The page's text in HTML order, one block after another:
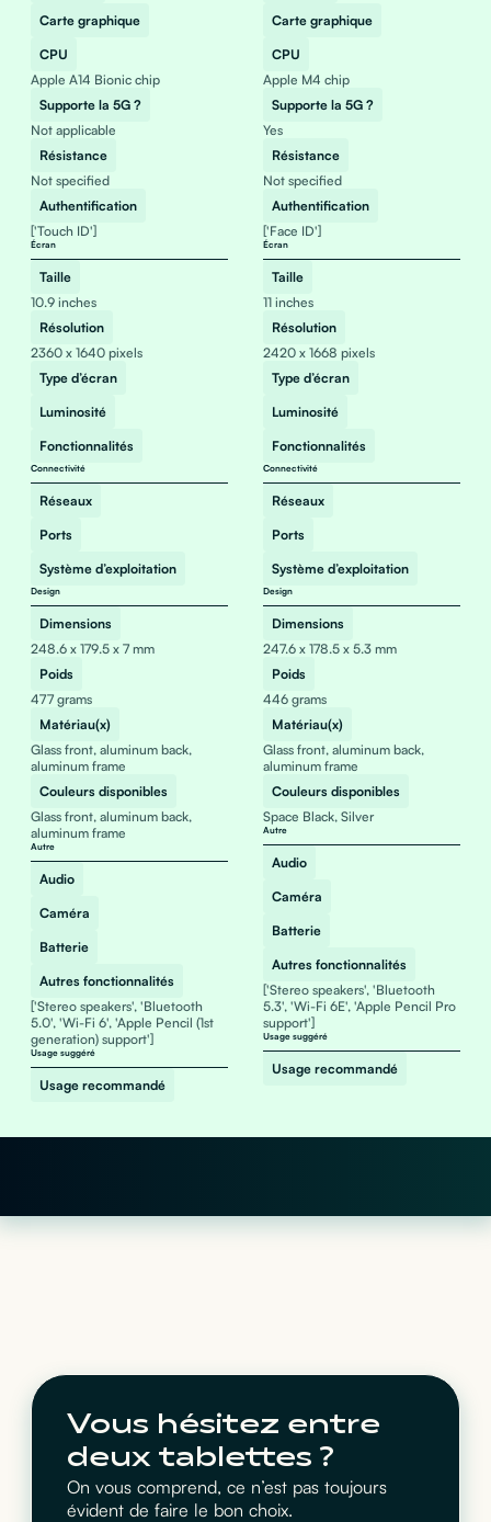
Carte graphique
CPU
Apple A14 Bionic chip
Supporte la 5G ?
Not applicable
Résistance
Not specified
Authentification
['Touch ID']
Écran
Taille
10.9 inches
Résolution
2360 x 1640 pixels
Type d’écran
Luminosité
Fonctionnalités
Connectivité
Réseaux
Ports
Système d’exploitation
Design
Dimensions
248.6 x 179.5 x 7 mm
Poids
477 grams
Matériau(x)
Glass front, aluminum back,
aluminum frame
Couleurs disponibles
Glass front, aluminum back,
aluminum frame
Autre
Audio
Caméra
Batterie
Autres fonctionnalités
['Stereo speakers', 'Bluetooth
5.0', 'Wi-Fi 6', 'Apple Pencil (1st
generation) support']
Usage suggéré
Usage recommandé
Carte graphique
CPU
Apple M4 chip
Supporte la 5G ?
Yes
Résistance
Not specified
Authentification
['Face ID']
Écran
Taille
11 inches
Résolution
2420 x 1668 pixels
Type d’écran
Luminosité
Fonctionnalités
Connectivité
Réseaux
Ports
Système d’exploitation
Design
Dimensions
247.6 x 178.5 x 5.3 mm
Poids
446 grams
Matériau(x)
Glass front, aluminum back,
aluminum frame
Couleurs disponibles
Space Black, Silver
Autre
Audio
Caméra
Batterie
Autres fonctionnalités
['Stereo speakers', 'Bluetooth
5.3', 'Wi-Fi 6E', 'Apple Pencil Pro
support']
Usage suggéré
Usage recommandé
Vous hésitez entre
deux tablettes ?
On vous comprend, ce n’est pas toujours
évident de faire le bon choix.